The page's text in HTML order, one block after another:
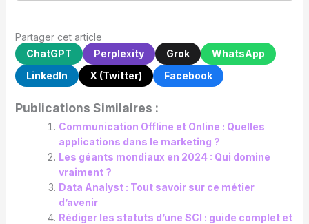
Partager cet article
ChatGPT
Perplexity Grok
WhatsApp
LinkedIn
X (Twitter) Facebook
Publications Similaires :
Communication Offline et Online : Quelles
applications dans le marketing ?
Les géants mondiaux en 2024 : Qui domine
vraiment ?
Data Analyst : Tout savoir sur ce métier
d’avenir
Rédiger les statuts d’une SCI : guide complet et